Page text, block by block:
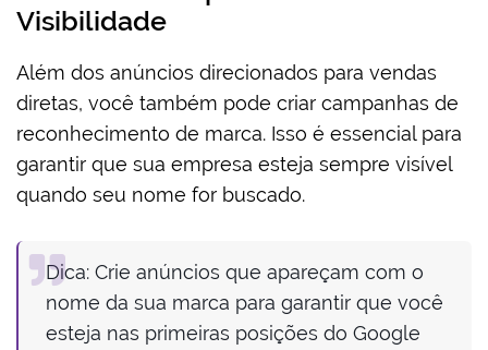
Visibilidade
Além dos anúncios direcionados para vendas
diretas, você também pode criar campanhas de
reconhecimento de marca. Isso é essencial para
garantir que sua empresa esteja sempre visível
quando seu nome for buscado.
Dica: Crie anúncios que apareçam com o
nome da sua marca para garantir que você
esteja nas primeiras posições do Google